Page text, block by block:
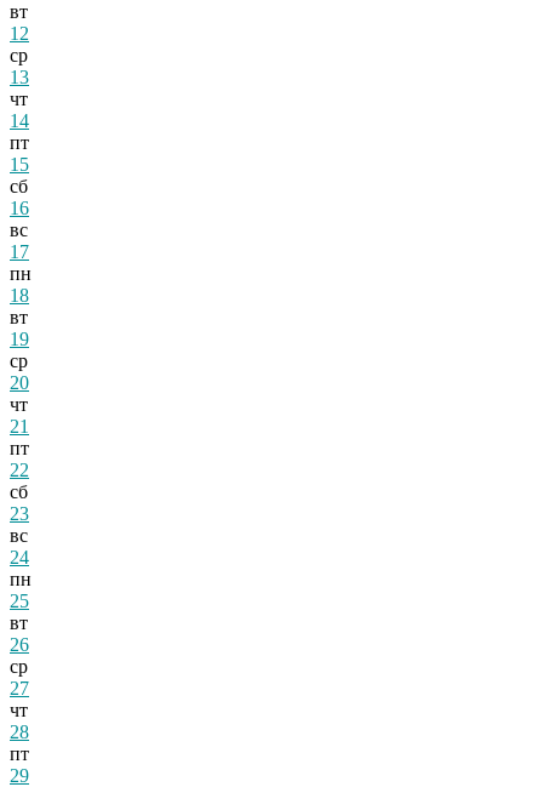
вт
12
ср
13
чт
14
пт
15
сб
16
вс
17
пн
18
вт
19
ср
20
чт
21
пт
22
сб
23
вс
24
пн
25
вт
26
ср
27
чт
28
пт
29